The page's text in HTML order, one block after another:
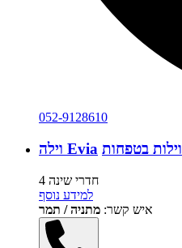
052-9128610
וילה Evia וילות בטפחות
4 חדרי שינה
למידע נוסף
איש קשר: מתניה / תמר